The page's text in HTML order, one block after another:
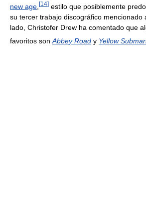
new age [14] estilo que posiblemente
su tercer trabajo discográfico mencionado
lado, Christofer Drew ha comentado que
favoritos son Abbey Road y Yellow